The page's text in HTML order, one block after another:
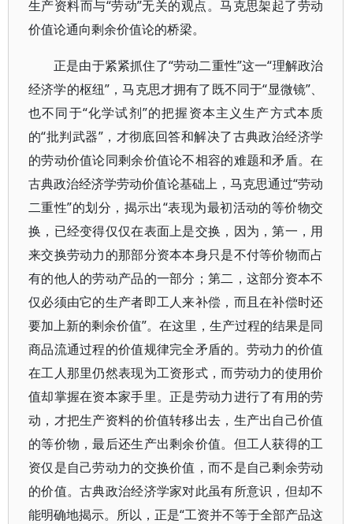
生产资料而与“劳动”无关的观点。马克思架起了劳动
价值论通向剩余价值论的桥梁。
正是由于紧紧抓住了“劳动二重性”这一“理解政治
经济学的枢纽”，马克思才拥有了既不同于“显微镜”、
也不同于“化学试剂”的把握资本主义生产方式本质
的“批判武器”，才彻底回答和解决了古典政治经济学
的劳动价值论同剩余价值论不相容的难题和矛盾。在
古典政治经济学劳动价值论基础上，马克思通过“劳动
二重性”的划分，揭示出“表现为最初活动的等价物交
换，已经变得仅仅在表面上是交换，因为，第一，用
来交换劳动力的那部分资本本身只是不付等价物而占
有的他人的劳动产品的一部分；第二，这部分资本不
仅必须由它的生产者即工人来补偿，而且在补偿时还
要加上新的剩余价值”。在这里，生产过程的结果是同
商品流通过程的价值规律完全矛盾的。劳动力的价值
在工人那里仍然表现为工资形式，而劳动力的使用价
值却掌握在资本家手里。正是劳动力进行了有用的劳
动，才把生产资料的价值转移出去，生产出自己价值
的等价物，最后还生产出剩余价值。但工人获得的工
资仅是自己劳动力的交换价值，而不是自己剩余劳动
的价值。古典政治经济学家对此虽有所意识，但却不
能明确地揭示。所以，正是“工资并不等于全部产品这